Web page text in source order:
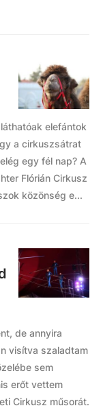
elefántok
a cirkuszsátrat
egy fél nap? A
Flórián Cirkusz
közönség e...
de annyira
visítva szaladtam
sem
erőt vettem
Cirkusz műsorát.